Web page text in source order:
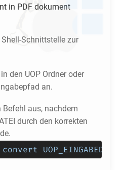
in PDF dokument
Schnittstelle zur
den UOP Ordner oder
an.
Befehl aus, nachdem
durch den korrekten